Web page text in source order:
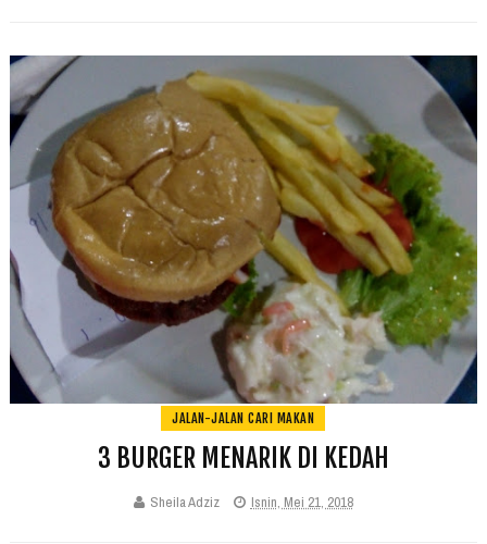
JALAN-JALAN CARI MAKAN
3 BURGER MENARIK DI KEDAH
Sheila Adziz Isnin, Mei 21, 2018